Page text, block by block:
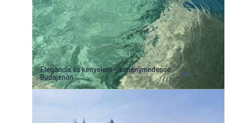
Elegancia és kényelem – élménymedence
Budajenőn